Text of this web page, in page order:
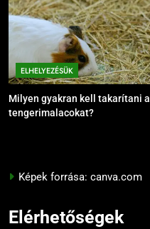
ELHELYEZÉSÜK
Milyen gyakran kell takarítani a
tengerimalacokat?
Képek forrása: canva.com
Elérhetőségek